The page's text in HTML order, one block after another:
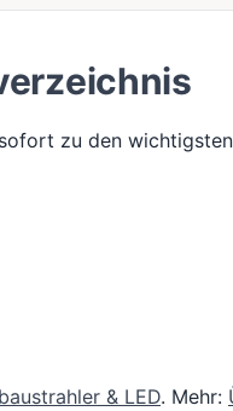
zu den
& LED. Mehr: